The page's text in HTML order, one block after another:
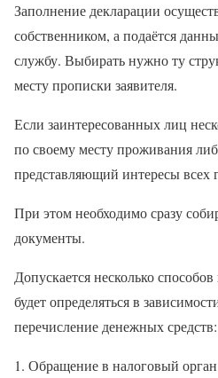
Заполнение декларации
собственником, а подаётся
службу. Выбирать нужно ту
месту прописки заявителя.
Если заинтересованных лиц
по своему месту проживания
представляющий интересы всех
При этом необходимо сразу
документы.
Допускается несколько
будет определяться в
перечисление денежных средств:
Обращение в налоговый